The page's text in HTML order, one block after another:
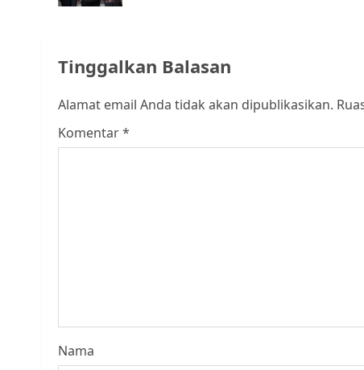
Tinggalkan Balasan
Alamat email Anda tidak akan dipublikasikan.
Komentar*
Nama